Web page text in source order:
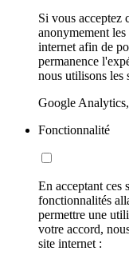
Si vous acceptez
anonymement
internet afin de
permanence
nous utilisons les
Google
Fonctionnalité
En acceptant ces
fonctionnalités
permettre une
votre accord,
site internet :